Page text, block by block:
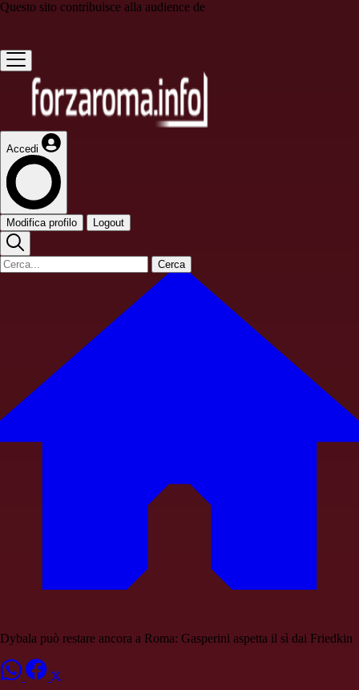
Questo sito contribuisce alla audience de
Accedi
Modifica profilo Logout
Cerca
Dybala può restare ancora a Roma: Gasperini aspetta il sì dai Friedkin